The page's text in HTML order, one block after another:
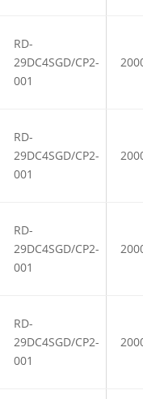
RD-
29DC4SGD/CP2-
001
RD-
29DC4SGD/CP2-
001
RD-
29DC4SGD/CP2-
001
RD-
29DC4SGD/CP2-
001